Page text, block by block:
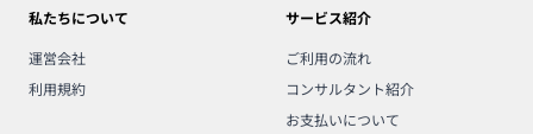
私たちについて
運営会社
利用規約
サービス紹介
ご利用の流れ
コンサルタント紹介
お支払いについて